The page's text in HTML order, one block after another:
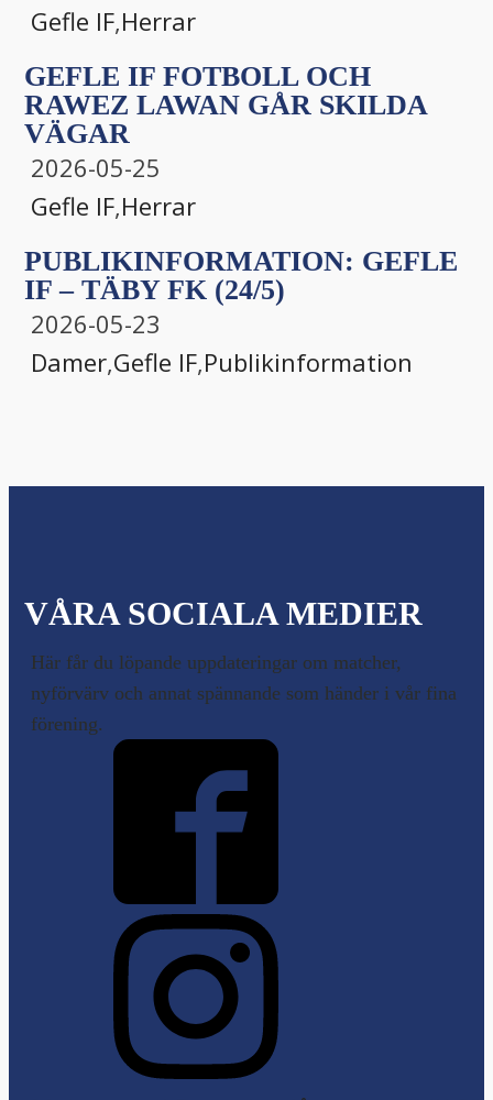
Gefle IF,Herrar
GEFLE IF FOTBOLL OCH
RAWEZ LAWAN GÅR SKILDA
VÄGAR
2026-05-25
Gefle IF,Herrar
PUBLIKINFORMATION: GEFLE
IF – TÄBY FK (24/5)
2026-05-23
Damer,Gefle IF,Publikinformation
VÅRA SOCIALA MEDIER
Här får du löpande uppdateringar om matcher,
nyförvärv och annat spännande som händer i vår fina
förening.